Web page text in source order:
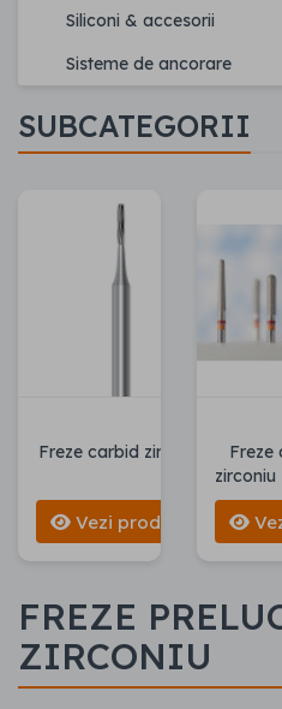
Siliconi & accesorii
Sisteme de ancorare
SUBCATEGORII
Freze carbid zirconiu
Vezi produse
Freze
zirconiu
FREZE
ZIRCONIU